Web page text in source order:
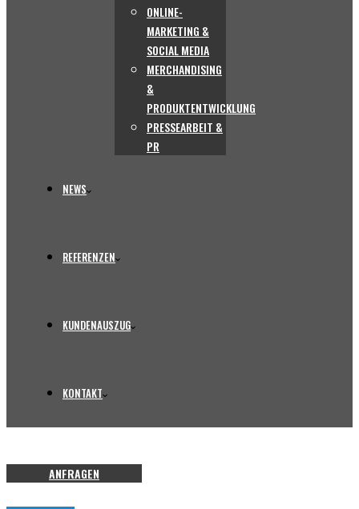
ONLINE-
MARKETING &
SOCIAL MEDIA
MERCHANDISING
&
PRODUKTENTWICKLUNG
PRESSEARBEIT &
PR
NEWS
REFERENZEN
KUNDENAUSZUG
KONTAKT
ANFRAGEN